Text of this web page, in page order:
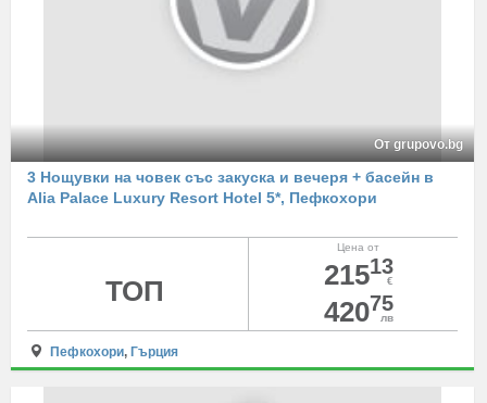
От grupovo.bg
3 Нощувки на човек със закуска и вечеря + басейн в
Alia Palace Luxury Resort Hotel 5*, Пефкохори
Цена от
21513
€
42075
лв
ТОП
Пефкохори, Гърция